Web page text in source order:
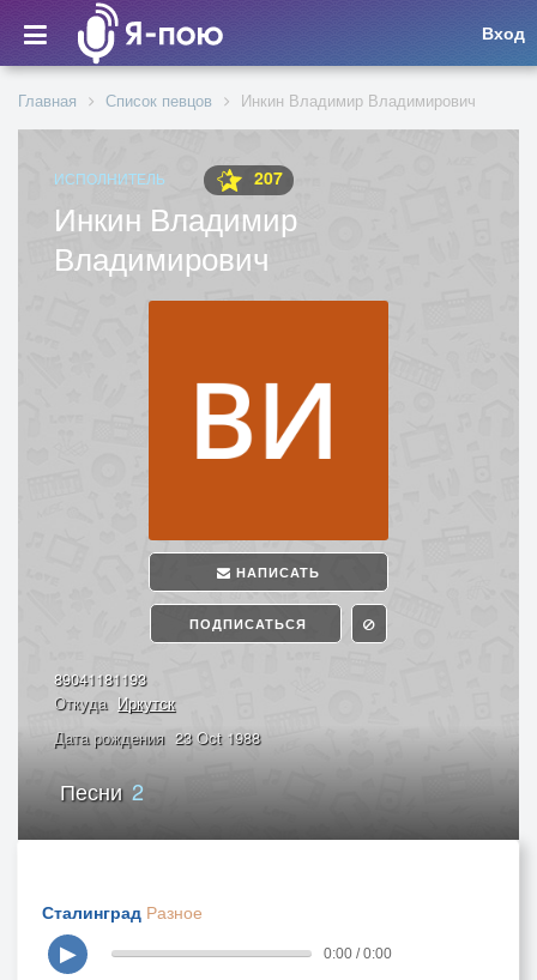
Вход
Главная Список певцов Инкин Владимир Владимирович
ИСПОЛНИТЕЛЬ 207
Инкин Владимир
Владимирович
НАПИСАТЬ
ПОДПИСАТЬСЯ
89041181193
Откуда Иркутск
Дата рождения 23 Oct 1988
Песни 2
Сталинград Разное
▶
0:00 / 0:00